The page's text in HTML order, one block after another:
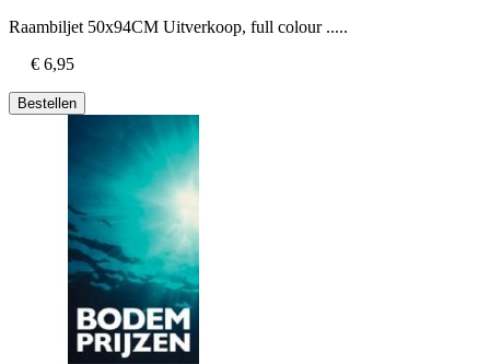
Raambiljet 50x94CM Uitverkoop, full colour .....
€ 6,95
Bestellen